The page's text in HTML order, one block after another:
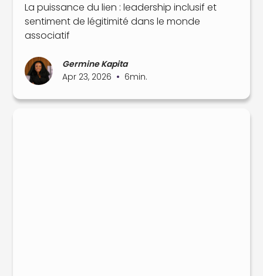
La puissance du lien : leadership inclusif et
sentiment de légitimité dans le monde
associatif
Germine Kapita
Apr 23, 2026 • 6min.